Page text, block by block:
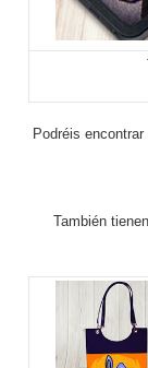
Podréis
También